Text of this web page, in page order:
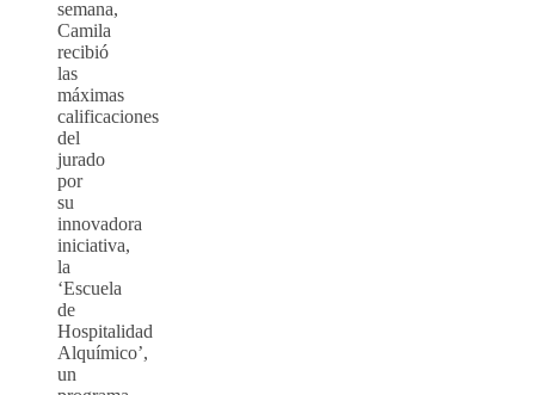
semana,
Camila
recibió
las
máximas
calificaciones
del
jurado
por
su
innovadora
iniciativa,
la
‘Escuela
de
Hospitalidad
Alquímico’,
un